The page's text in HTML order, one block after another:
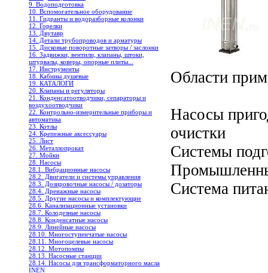
9. Водоподготовка
10. Вспомогательное оборудование
11. Гидранты и водоразборные колонки
12. Горелки
13. Двутавр
14. Детали трубопроводов и арматуры
15. Дисковые поворотные затворы / заслонки
16. Задвижки, вентили, клапаны, штоки,
штурвалы, коверы, опорные плиты...
17. Инструменты
18. Кабины душевые
19. КАТАЛОГИ
20. Клапаны и регуляторы
21. Конденсатоотводчики, сепараторы и
воздухоотводчики
22. Контрольно-измерительные приборы и
автоматика
23. Котлы
24. Крепежные аксессуары
25. Лист
26. Металлопрокат
27. Мойки
28. Насосы
28.1. Вибрационные насосы
28.2. Двигатели и системы управления
28.3. Дозировочные насосы / дозаторы
28.4. Дренажные насосы
28.5. Другие насосы и комплектующие
28.6. Канализационные установки
28.7. Колодезные насосы
28.8. Конденсатные насосы
28.9. Линейные насосы
28.10. Многоступенчатые насосы
28.11. Многоцелевые насосы
28.12. Мотопомпы
28.13. Насосные станции
28.14. Насосы для трансформаторного масла
INEN
Области
Насосы
очистки
Системы
Система